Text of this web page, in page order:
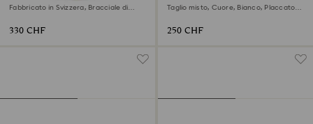
Fabbricato in Svizzera, Bracciale di
330 CHF
Taglio misto, Cuore, Bianco, Placcato
250 CHF